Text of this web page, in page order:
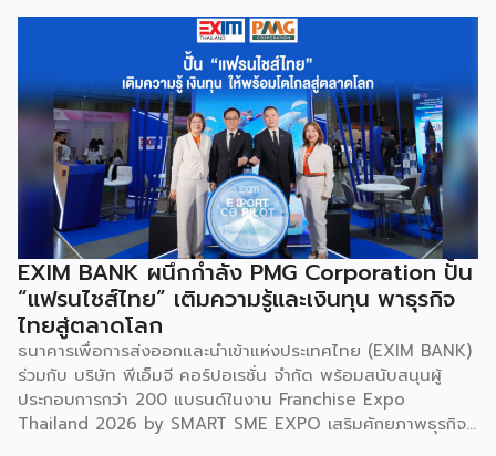
โดยมี สถาบันเทคโนโลยีนิวเคลียร์แห่งชาติ (องค์การมหาชน) หรือ
สทน. รับหน้าที่เป็นเจ้าภาพหลัก ณ สำนักงาน สทน. องครักษ์ เพื่อ
มุ่งระดมสมองวิศวกรและนักวิจัยไทยในการยกระดับเครื่องมือ
วิทยาศาสตร์ขั้นสูง และสร้างเสถียรภาพทางเทคโนโลยี
(National Resilience) ให้แก่ประเทศอย่างยั่งยืน ศ.ดร.ยศชนัน
วงศ์สวัสดิ์ รัฐมนตรีว่าการกระทรวง อว. ประธานในพิธีเปิดเปิดเผย
ว่า “การประชุมในครั้งนี้เป็นหมุดหมายสำคัญในการหลอมรวมความ
เชี่ยวชาญของ 4 สถาบันใหญ่ เพื่อขับเคลื่อนจากงานวิจัยพื้นฐาน
ไปสู่การสร้างมูลค่าเชิงอุตสาหกรรม โดยมุ่งสร้างเครือข่ายวิศวกร
สมรรถนะสูงที่จะเป็นฐานกำลังในการพัฒนาเทคโนโลยีเชิง
ยุทธศาสตร์ (Strategic Technologies) รองรับอุตสาหกรรม
แห่งอนาคต และพาประเทศก้าวทะยานสู่เวทีโลกได้อย่างภาคภูมิ”
ไฮไลต์สำคัญของการจัดงานในครั้งนี้ […]
EXIM BANK ผนึกกำลัง PMG Corporation ปั้น
“แฟรนไชส์ไทย” เติมความรู้และเงินทุน พาธุรกิจ
ไทยสู่ตลาดโลก
ธนาคารเพื่อการส่งออกและนำเข้าแห่งประเทศไทย (EXIM BANK)
ร่วมกับ บริษัท พีเอ็มจี คอร์ปอเรชั่น จำกัด พร้อมสนับสนุนผู้
ประกอบการกว่า 200 แบรนด์ในงาน Franchise Expo
Thailand 2026 by SMART SME EXPO เสริมศักยภาพธุรกิจ